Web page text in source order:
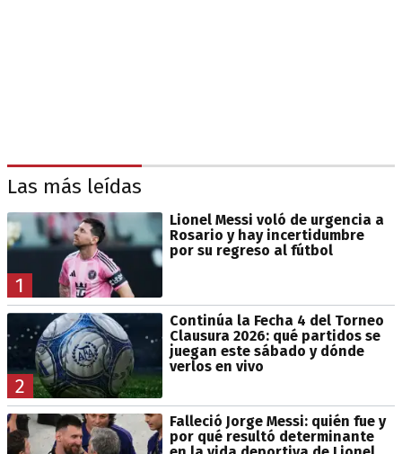
Las más leídas
1
Lionel Messi voló de urgencia a
Rosario y hay incertidumbre
por su regreso al fútbol
2
Continúa la Fecha 4 del Torneo
Clausura 2026: qué partidos se
juegan este sábado y dónde
verlos en vivo
Falleció Jorge Messi: quién fue y
por qué resultó determinante